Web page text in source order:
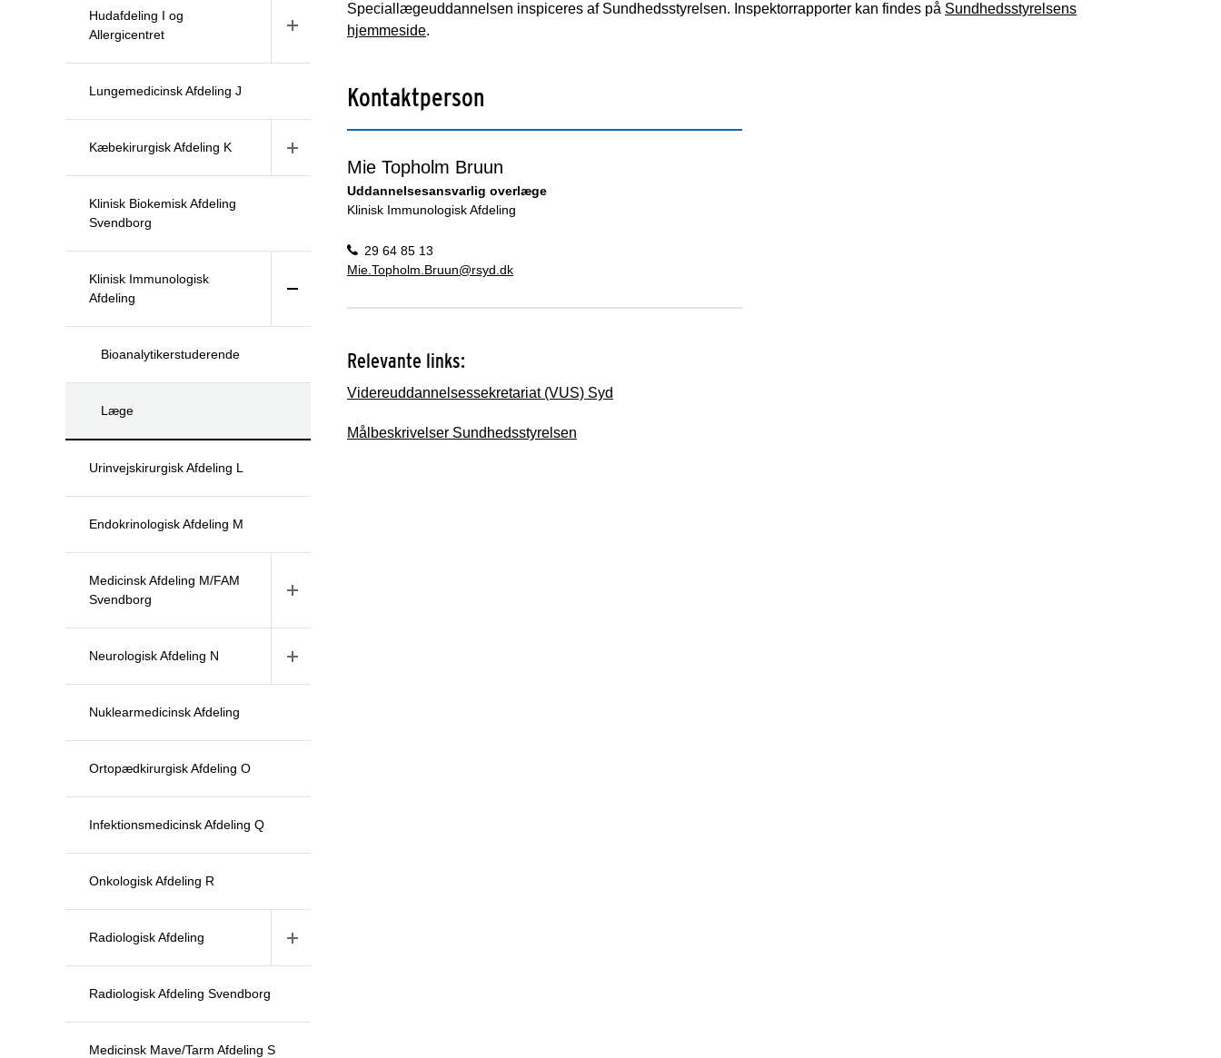
Hudafdeling I og
Allergicentret
Lungemedicinsk Afdeling J
Kæbekirurgisk Afdeling K
Klinisk Biokemisk Afdeling
Svendborg
Klinisk Immunologisk
Afdeling
Bioanalytikerstuderende
Læge
Urinvejskirurgisk Afdeling L
Endokrinologisk Afdeling M
Medicinsk Afdeling M/FAM
Svendborg
Neurologisk Afdeling N
Nuklearmedicinsk Afdeling
Ortopædkirurgisk Afdeling O
Infektionsmedicinsk Afdeling Q
Onkologisk Afdeling R
Radiologisk Afdeling
Radiologisk Afdeling Svendborg
Medicinsk Mave/Tarm Afdeling S
Speciallægeuddannelsen inspiceres af Sundhedsstyrelsen. Inspektorrapporter kan findes på Sundhedsstyrelsens
hjemmeside.
Kontaktperson
Mie Topholm Bruun
Uddannelsesansvarlig overlæge
Klinisk Immunologisk Afdeling
29 64 85 13
Mie.Topholm.Bruun@rsyd.dk
Relevante links:
Videreuddannelsessekretariat (VUS) Syd
Målbeskrivelser Sundhedsstyrelsen